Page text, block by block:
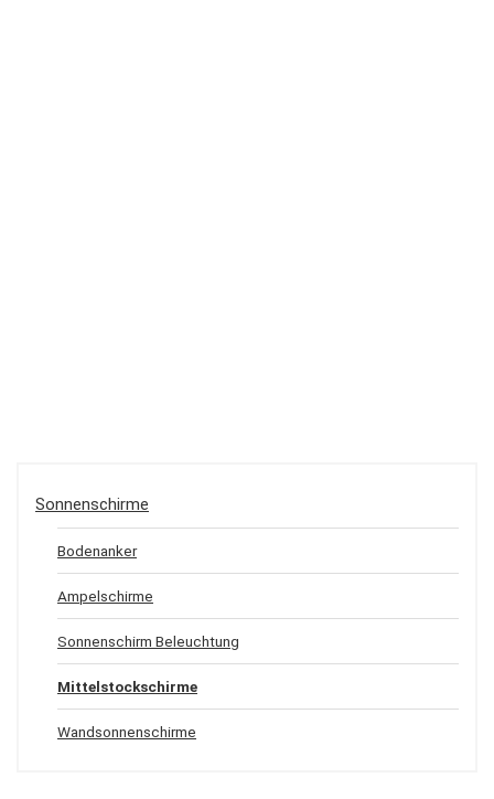
Sonnenschirme
Bodenanker
Ampelschirme
Sonnenschirm Beleuchtung
Mittelstockschirme
Wandsonnenschirme